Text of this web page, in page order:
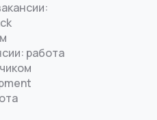
работа